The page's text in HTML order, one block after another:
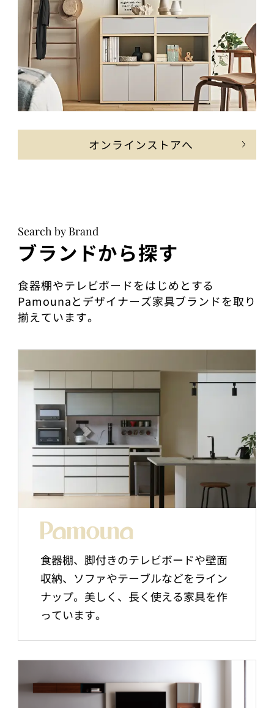
オンラインストアへ
Search by Brand
ブランドから探す
食器棚やテレビボードをはじめとする
Pamounaとデザイナーズ家具ブランドを取り
揃えています。
食器棚、脚付きのテレビボードや壁面
収納、ソファやテーブルなどをライン
ナップ。美しく、長く使える家具を作
っています。